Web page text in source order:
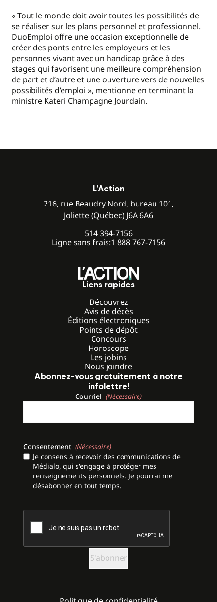
« Tout le monde doit avoir toutes les possibilités de
se réaliser sur les plans personnel et professionnel.
DuoEmploi offre une occasion exceptionnelle de
créer des ponts entre les employeurs et les
personnes vivant avec un handicap grâce à des
stages qui favorisent une meilleure compréhension
de part et d’autre et une ouverture vers de nouvelles
possibilités d’emploi », mentionne en terminant la
ministre Kateri Champagne Jourdain.
L’Action
216, rue Beaudry Nord, bureau 101,
Joliette (Québec) J6A 6A6
514 394-7156
Ligne sans frais:1 888 767-7156
Liens rapides
Découvrez
Avis de décès
Éditions électroniques
Points de dépôt
Concours
Horoscope
Les jobins
Nous joindre
Abonnez-vous gratuitement à notre
infolettre!
Courriel (Nécessaire)
Consentement (Nécessaire)
Je consens à recevoir des communications de
Médialo, qui s'engage à protéger mes
renseignements personnels. Je pourrai me
désabonner en tout temps.
CAPTCHA